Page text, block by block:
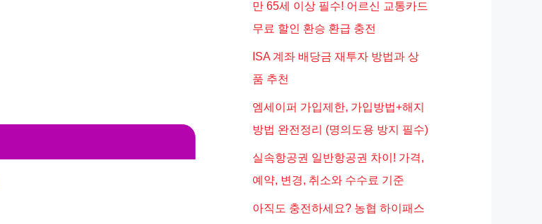
만 65세 이상 필수! 어르신 교통카드
무료 할인 환승 환급 충전
ISA 계좌 배당금 재투자 방법과 상
품 추천
엠세이퍼 가입제한, 가입방법+해지
방법 완전정리 (명의도용 방지 필수)
실속항공권 일반항공권 차이! 가격,
예약, 변경, 취소와 수수료 기준
아직도 충전하세요? 농협 하이패스